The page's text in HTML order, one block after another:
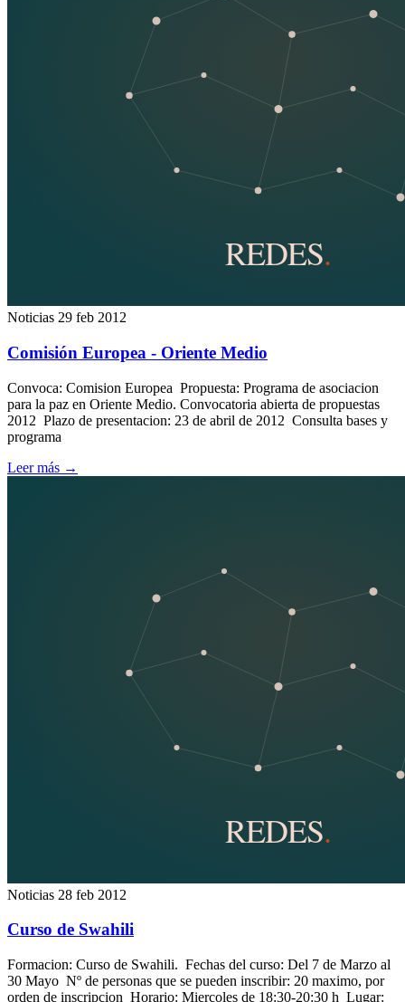
Noticias 29 feb 2012
Comisión Europea - Oriente Medio
Convoca: Comision Europea Propuesta: Programa de asociacion
para la paz en Oriente Medio. Convocatoria abierta de propuestas
2012 Plazo de presentacion: 23 de abril de 2012 Consulta bases y
programa
Leer más →
Noticias 28 feb 2012
Curso de Swahili
Formacion: Curso de Swahili. Fechas del curso: Del 7 de Marzo al
30 Mayo Nº de personas que se pueden inscribir: 20 maximo, por
orden de inscripcion Horario: Miercoles de 18:30-20:30 h Lugar: